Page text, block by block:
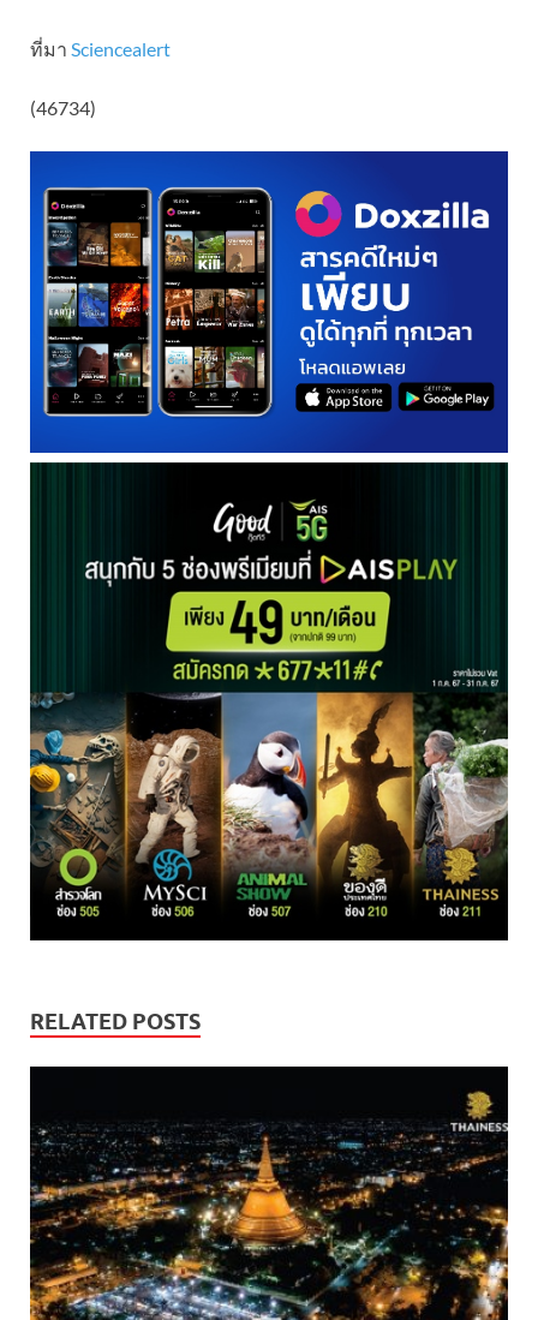
ที่มา Sciencealert
(46734)
RELATED POSTS